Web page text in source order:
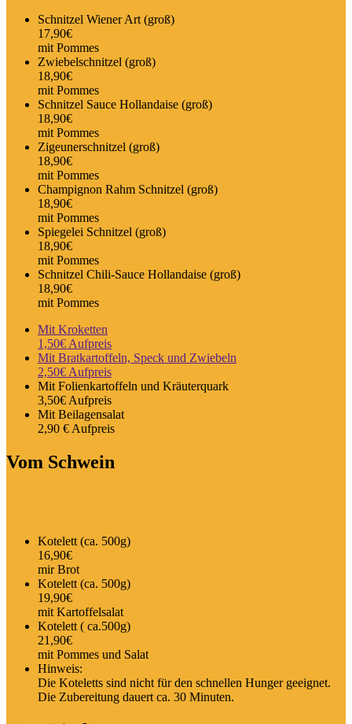
Schnitzel Wiener Art (groß)
17,90€
mit Pommes
Zwiebelschnitzel (groß)
18,90€
mit Pommes
Schnitzel Sauce Hollandaise (groß)
18,90€
mit Pommes
Zigeunerschnitzel (groß)
18,90€
mit Pommes
Champignon Rahm Schnitzel (groß)
18,90€
mit Pommes
Spiegelei Schnitzel (groß)
18,90€
mit Pommes
Schnitzel Chili-Sauce Hollandaise (groß)
18,90€
mit Pommes
Mit Kroketten
1,50€ Aufpreis
Mit Bratkartoffeln, Speck und Zwiebeln
2,50€ Aufpreis
Mit Folienkartoffeln und Kräuterquark
3,50€ Aufpreis
Mit Beilagensalat
2,90 € Aufpreis
Vom Schwein
Kotelett (ca. 500g)
16,90€
mir Brot
Kotelett (ca. 500g)
19,90€
mit Kartoffelsalat
Kotelett ( ca.500g)
21,90€
mit Pommes und Salat
Hinweis:
Die Koteletts sind nicht für den schnellen Hunger geeignet.
Die Zubereitung dauert ca. 30 Minuten.